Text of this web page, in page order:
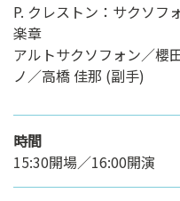
P. クレストン：サクソフ
楽章
アルトサクソフォン／櫻
ノ／高橋 佳那 (副手)
時間
15:30開場／16:00開演